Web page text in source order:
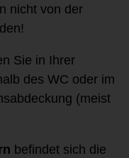
nicht von der
Sie in Ihrer
des WC oder im
(meist
befindet sich die